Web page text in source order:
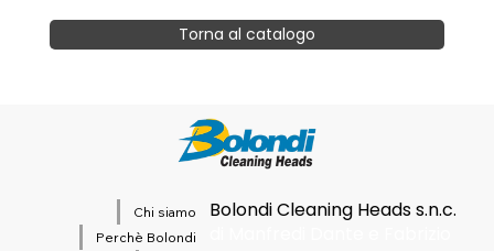
Torna al catalogo
Chi siamo
Perchè Bolondi
Bolondi Cleaning Heads s.n.c.